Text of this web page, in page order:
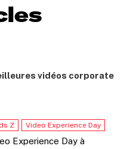
vidéos corporate
Z Video Experience Day
Experience Day à